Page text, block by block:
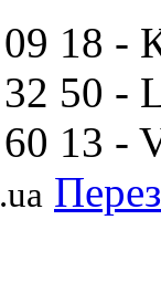
18 -
50 -
13 -